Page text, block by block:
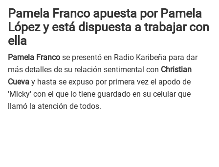
Pamela Franco apuesta por Pamela
López y está dispuesta a trabajar con
ella
Pamela Franco se presentó en Radio Karibeña para dar
más detalles de su relación sentimental con Christian
Cueva y hasta se expuso por primera vez el apodo de
'Micky' con el que lo tiene guardado en su celular que
llamó la atención de todos.